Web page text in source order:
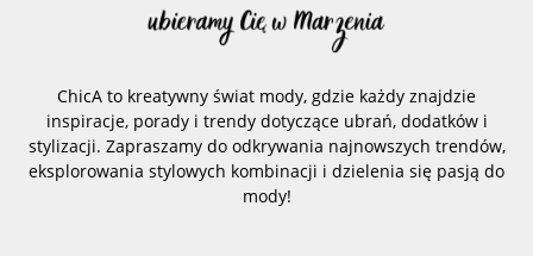
ChicA to kreatywny świat mody, gdzie każdy znajdzie
inspiracje, porady i trendy dotyczące ubrań, dodatków i
stylizacji. Zapraszamy do odkrywania najnowszych trendów,
eksplorowania stylowych kombinacji i dzielenia się pasją do
mody!